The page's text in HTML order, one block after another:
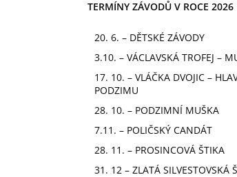
TERMÍNY ZÁVODŮ V ROCE 2026
20. 6. – DĚTSKÉ ZÁVODY
3.10. – VÁCLAVSKÁ TROFEJ –
17. 10. – VLÁČKA DVOJIC –
PODZIMU
28. 10. – PODZIMNÍ MUŠKA
7.11. – POLIČSKÝ CANDÁT
28. 11. – PROSINCOVÁ ŠTIKA
31. 12 – ZLATÁ SILVESTOVSKÁ